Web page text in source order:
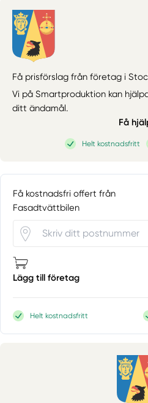
Få prisförslag från företag i
Vi på Smartproduktion kan
ditt ändamål.
Få
Helt kostnadsfritt
Få kostnadsfri offert från
Fasadtvättbilen
Lägg till företag
Helt kostnadsfritt